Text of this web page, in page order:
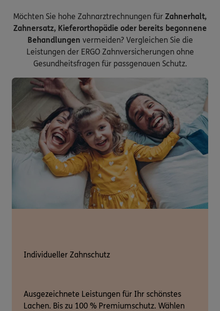
Möchten Sie hohe Zahnarztrechnungen für Zahnerhalt,
Zahnersatz, Kieferorthopädie oder bereits begonnene
Behandlungen vermeiden? Vergleichen Sie die
Leistungen der ERGO Zahnversicherungen ohne
Gesundheitsfragen für passgenauen Schutz.
Individueller Zahnschutz
Ausgezeichnete Leistungen für Ihr schönstes
Lachen. Bis zu 100 % Premiumschutz. Wählen